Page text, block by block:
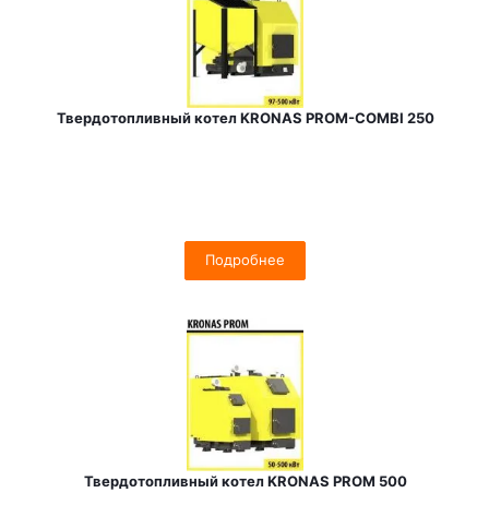
Твердотопливный котел KRONAS PROM-COMBI 250
Подробнее
Твердотопливный котел KRONAS PROM 500